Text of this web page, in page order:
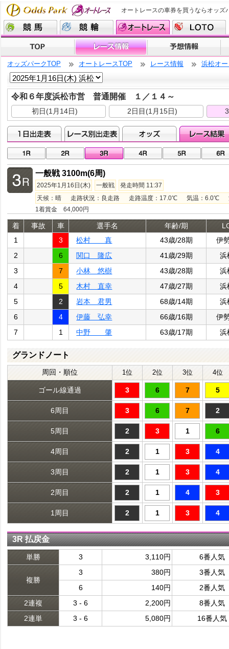
オートレースの車券を買うならオッズ
オッズパークTOP オートレースTOP レース情報 浜松オ
令和６年度浜松市営 普通開催 １／１４～
初日(1月14日) 2日目(1月15日)
一般戦 3100m(6周)
2025年1月16日(木) 一般戦
発走時間 11:37
天候：晴 走路状況：良走路 走路温度：17.0℃ 気温：6.0℃
1着賞金 64,000円
着 事故 車 選手名 年齢/期
1
3 松村 真 43歳/28期
伊
2
6 関口 隆広 41歳/29期
浜
3
7 小林 悠樹 43歳/28期
浜
4
5 木村 直幸 47歳/27期
浜
5
2 岩本 君男 68歳/14期
浜
6
4 伊藤 弘幸 66歳/16期
伊
7
1 中野 肇 63歳/17期 浜
グランドノート
周回・順位 1位 2位 3位 4位
ゴール線通過 3 6 7 5
6周目 3 6 7 2
5周目 2 3 1 6
4周目 2 1 3 4
3周目 2 1 3 4
2周目 2 1 4 3
1周目 2 1 3 4
3R 払戻金
単勝 3 3,110円 6番人気
複勝
3 380円
3番人気
6
140円
2番人気
2連複
3 - 6 2,200円
8番人気
2連単
3 - 6 5,080円 16番人気